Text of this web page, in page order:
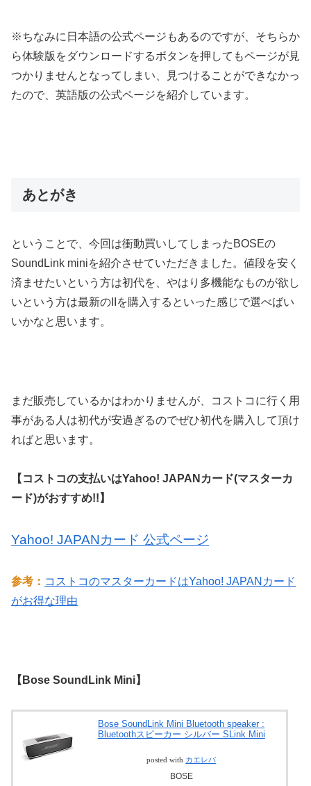
※ちなみに日本語の公式ページもあるのですが、そちらか
ら体験版をダウンロードするボタンを押してもページが見
つかりませんとなってしまい、見つけることができなかっ
たので、英語版の公式ページを紹介しています。
あとがき
ということで、今回は衝動買いしてしまったBOSEの
SoundLink miniを紹介させていただきました。値段を安く
済ませたいという方は初代を、やはり多機能なものが欲し
いという方は最新のIIを購入するといった感じで選べばい
いかなと思います。
まだ販売しているかはわかりませんが、コストコに行く用
事がある人は初代が安過ぎるのでぜひ初代を購入して頂け
ればと思います。
【コストコの支払いはYahoo! JAPANカード(マスターカ
ード)がおすすめ!!】
Yahoo! JAPANカード 公式ページ
参考： コストコのマスターカードはYahoo! JAPANカード
がお得な理由
【Bose SoundLink Mini】
Bose SoundLink Mini Bluetooth speaker :
Bluetoothスピーカー シルバー SLink Mini
posted with カエレバ
BOSE